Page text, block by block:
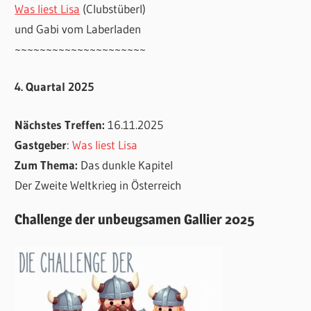
Was liest Lisa (Clubstüberl)
und Gabi vom Laberladen
~~~~~~~~~~~~~~~~~~~~~
4. Quartal 2025
Nächstes Treffen:16.11.2025
Gastgeber:Was liest Lisa
Zum Thema: Das dunkle Kapitel
Der Zweite Weltkrieg in Österreich
Challenge der unbeugsamen Gallier 2025